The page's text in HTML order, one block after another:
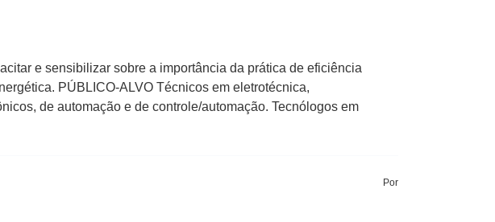
e sensibilizar sobre a importância da prática de eficiência
PÚBLICO-ALVO Técnicos em eletrotécnica,
de automação e de controle/automação. Tecnólogos em
Por